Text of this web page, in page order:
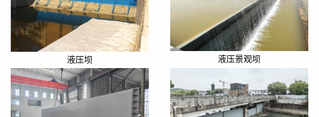
液压坝 液压景观坝